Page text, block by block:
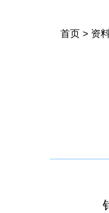
首页 > 资
针